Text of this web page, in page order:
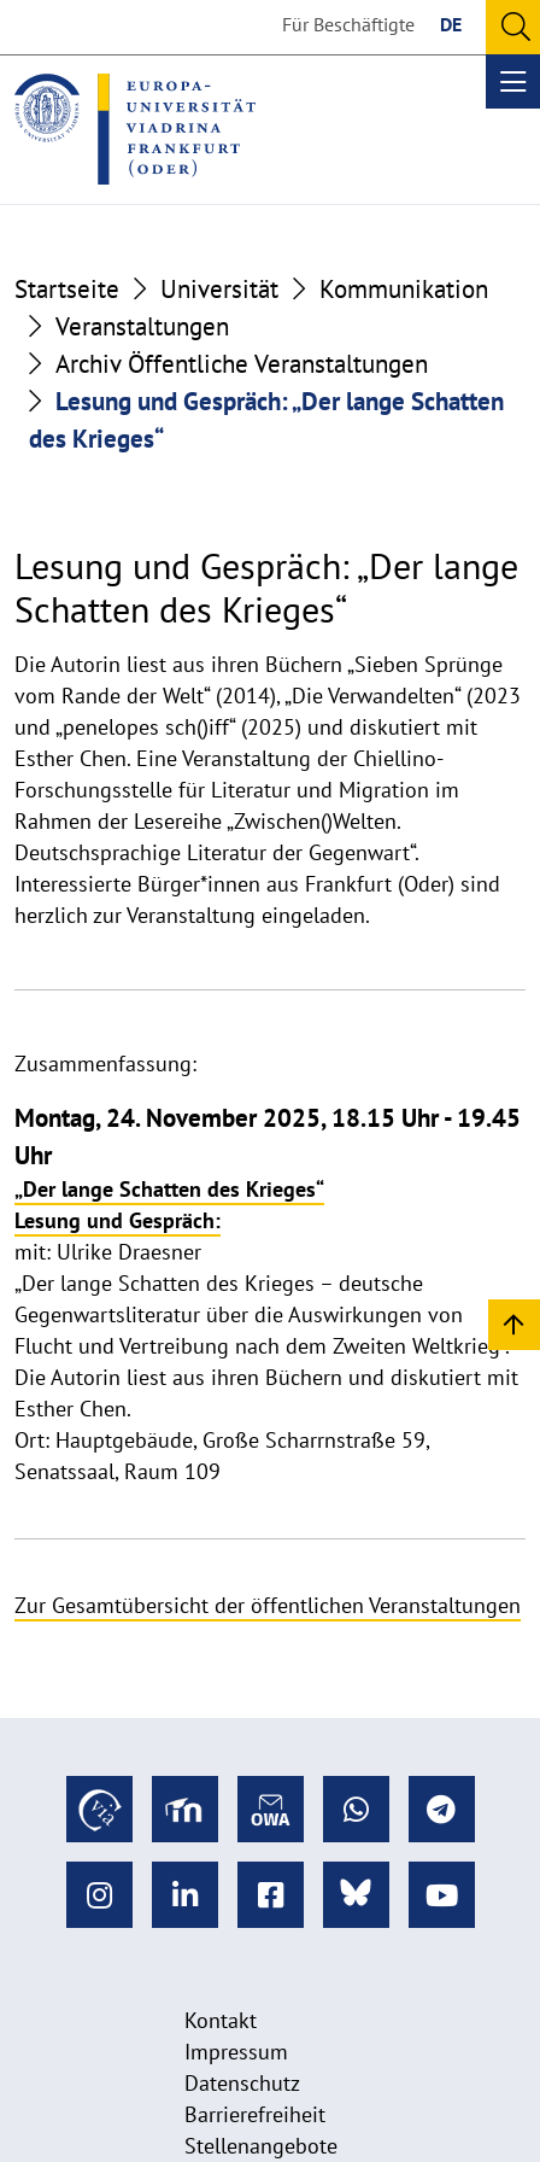
the
content
section
the
footer
section
Für Beschäftigte DE
Startseite Universität
Kommunikation
Veranstaltungen
Archiv Öffentliche Veranstaltungen
Lesung und Gespräch: „Der lange Schatten
des Krieges“
Lesung und Gespräch: „Der lange
Schatten des Krieges“
Die Autorin liest aus ihren Büchern „Sieben Sprünge
vom Rande der Welt“ (2014), „Die Verwandelten“ (2023
und „penelopes sch()iff“ (2025) und diskutiert mit
Esther Chen. Eine Veranstaltung der Chiellino-
Forschungsstelle für Literatur und Migration im
Rahmen der Lesereihe „Zwischen()Welten.
Deutschsprachige Literatur der Gegenwart“.
Interessierte Bürger*innen aus Frankfurt (Oder) sind
herzlich zur Veranstaltung eingeladen.
Zusammenfassung:
Montag, 24. November 2025, 18.15 Uhr - 19.45
Uhr
„Der lange Schatten des Krieges“
Lesung und Gespräch:
mit: Ulrike Draesner
„Der lange Schatten des Krieges – deutsche
Gegenwartsliteratur über die Auswirkungen von
Flucht und Vertreibung nach dem Zweiten Weltkrieg“.
Die Autorin liest aus ihren Büchern und diskutiert mit
Esther Chen.
Ort: Hauptgebäude, Große Scharrnstraße 59,
Senatssaal, Raum 109
Zur Gesamtübersicht der öffentlichen Veranstaltungen
Kontakt
Impressum
Datenschutz
Barrierefreiheit
Stellenangebote